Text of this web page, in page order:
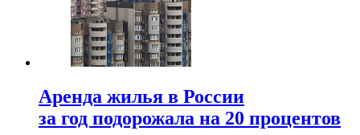
Аренда жилья в России
за год подорожала на 20 процентов